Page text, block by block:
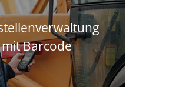
mit Barcode